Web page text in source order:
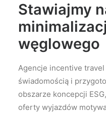
Stawiajmy
węglowego
Agencje incentive
świadomością i
obszarze koncepcji
oferty wyjazdów